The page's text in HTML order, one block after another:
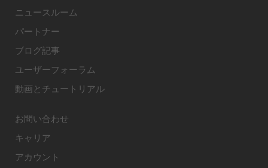
ニュースルーム
パートナー
ブログ記事
ユーザーフォーラム
動画とチュートリアル
お問い合わせ
キャリア
アカウント